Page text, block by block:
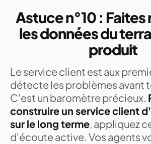
Astuce n°10 :
les données du
produit
Le service client est aux
détecte les problèmes avant
C'est un baromètre précieux.
construire un service client
sur le long terme, appliquez
d'écoute active. Vos agents